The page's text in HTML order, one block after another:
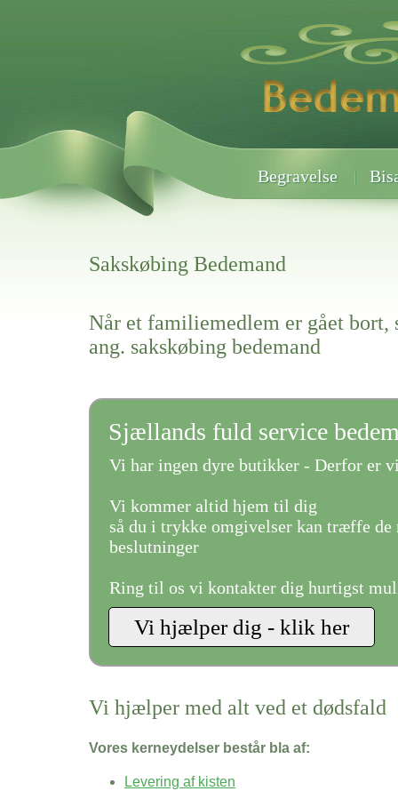
Begravelse
Sakskøbing Bedemand
Når et familiemedlem er gået bort,
ang. sakskøbing bedemand
Sjællands fuld service
Vi har ingen dyre butikker - Derfor er
Vi kommer altid hjem til dig
så du i trykke omgivelser kan træffe de
beslutninger
Ring til os vi kontakter dig hurtigst
Vi hjælper med alt ved et dødsfald
Vores kerneydelser består bla af:
Levering af kisten